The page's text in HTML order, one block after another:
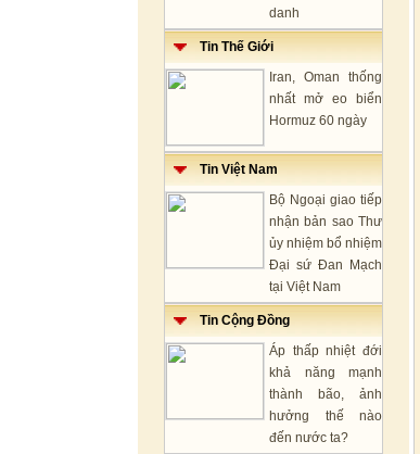
danh
Tin Thế Giới
Iran, Oman thống
nhất mở eo biển
Hormuz 60 ngày
Tin Việt Nam
Bộ Ngoại giao tiếp
nhận bản sao Thư
ủy nhiệm bổ nhiệm
Đại sứ Đan Mạch
tại Việt Nam
Tin Cộng Đồng
Áp thấp nhiệt đới
khả năng mạnh
thành bão, ảnh
hưởng thế nào
đến nước ta?